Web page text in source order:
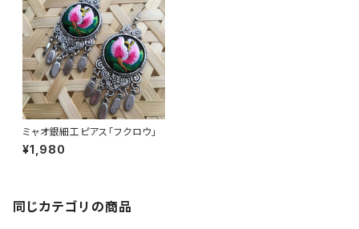
ミャオ銀細工ピアス「フクロウ」
¥1,980
同じカテゴリの商品